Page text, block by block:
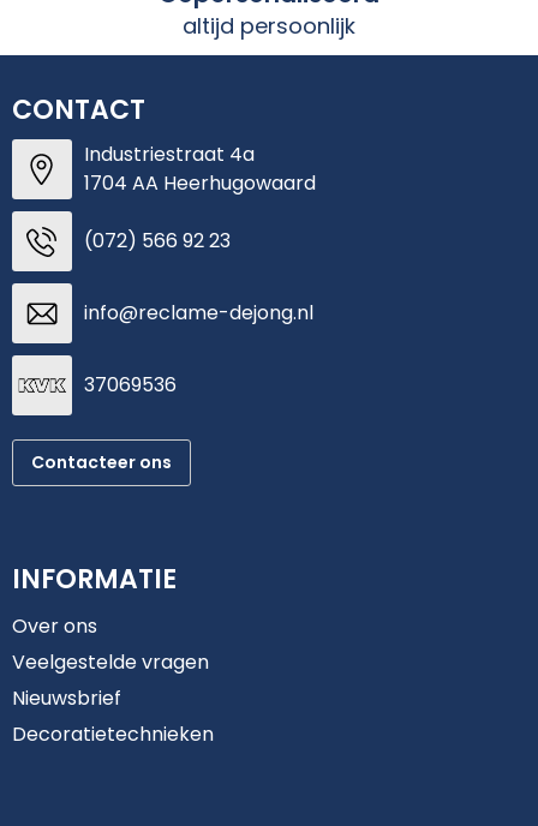
altijd persoonlijk
CONTACT
Industriestraat 4a
1704 AA Heerhugowaard
(072) 566 92 23
info@reclame-dejong.nl
37069536
Contacteer ons
INFORMATIE
Over ons
Veelgestelde vragen
Nieuwsbrief
Decoratietechnieken